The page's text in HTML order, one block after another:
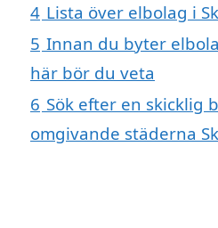
4 Lista över elbolag i
5 Innan du byter
här bör du veta
6 Sök efter en skicklig
omgivande städerna